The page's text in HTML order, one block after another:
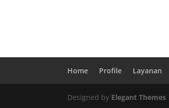
Home Profile Layanan
Designed by Elegant Themes